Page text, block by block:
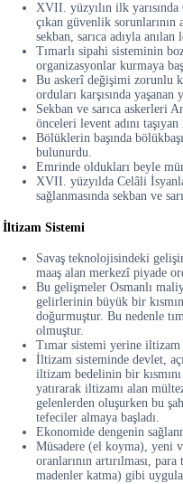
XVII. yüzyılın ilk yarısında
çıkan güvenlik sorunlarının
sekban, sarıca adıyla
Tımarlı sipahi sisteminin
organizasyonlar kurmaya
Bu askerî değişimi zorunlu
orduları karşısında
Sekban ve sarıca askerleri
önceleri levent adını
Bölüklerin başında
bulunurdu.
Emrinde oldukları beyle
XVII. yüzyılda Celâli
sağlanmasında sekban ve
İltizam Sistemi
Savaş teknolojisindeki
maaş alan merkezî piyade
Bu gelişmeler Osmanlı
gelirlerinin büyük bir
doğurmuştur. Bu nedenle
olmuştur.
Tımar sistemi yerine iltizam
İltizam sisteminde devlet,
iltizam bedelinin bir
yatırarak iltizamı alan
gelenlerden oluşurken bu
tefeciler almaya başladı.
Ekonomide dengenin
Müsadere (el koyma), yeni
oranlarının artırılması,
madenler katma) gibi